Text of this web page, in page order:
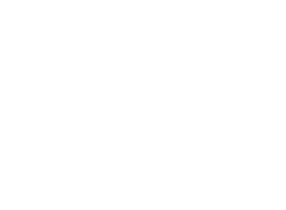
HARMONISIERUNG IM SCHULWESEN